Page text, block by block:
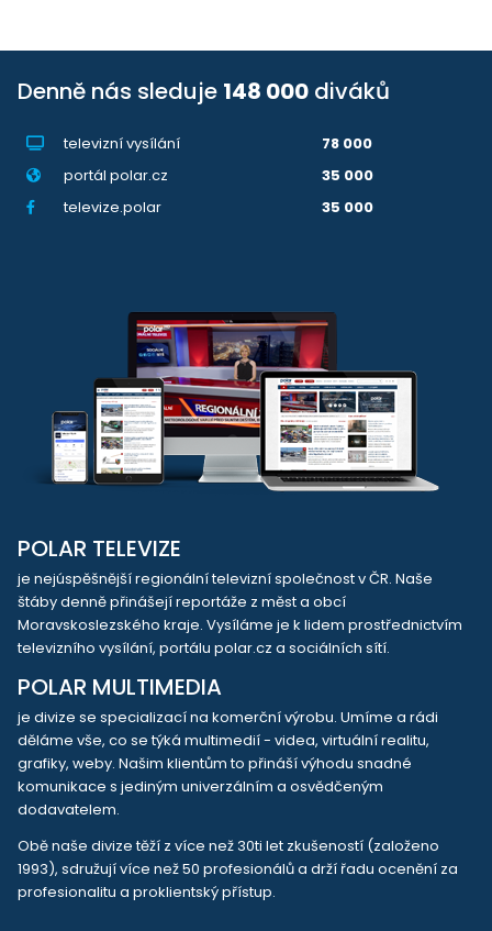
Denně nás sleduje 148 000 diváků
televizní vysílání
78 000
portál polar.cz
35 000
televize.polar
35 000
POLAR TELEVIZE
je nejúspěšnější regionální televizní společnost v ČR. Naše
štáby denně přinášejí reportáže z měst a obcí
Moravskoslezského kraje. Vysíláme je k lidem prostřednictvím
televizního vysílání, portálu polar.cz a sociálních sítí.
POLAR MULTIMEDIA
je divize se specializací na komerční výrobu. Umíme a rádi
děláme vše, co se týká multimedií - videa, virtuální realitu,
grafiky, weby. Našim klientům to přináší výhodu snadné
komunikace s jediným univerzálním a osvědčeným
dodavatelem.
Obě naše divize těží z více než 30ti let zkušeností (založeno
1993), sdružují více než 50 profesionálů a drží řadu ocenění za
profesionalitu a proklientský přístup.